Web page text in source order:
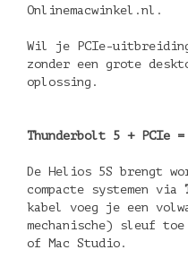
Onlinemacwinkel.nl.
Wil je PCIe-uitbreiding
zonder een grote
oplossing.
Thunderbolt 5 +
De Helios 5S brengt
compacte systemen via
kabel voeg je een
mechanische) sleuf toe
of Mac Studio.